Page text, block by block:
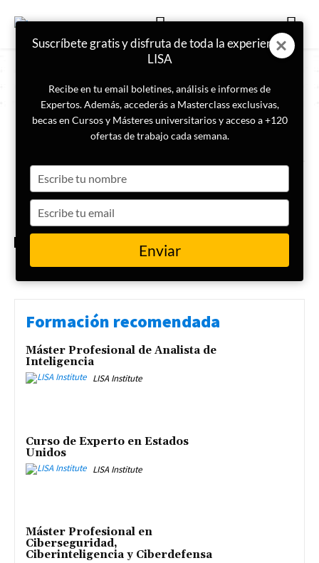
ETIQUETA
puertos
De petromonarquía a
talasocracia: el plan de
Emiratos Árabes Unidos para
convertirse en un imperio
comercial
Formación recomendada
Máster Profesional de Analista de
Inteligencia
LISA Institute
Curso de Experto en Estados
Unidos
LISA Institute
Máster Profesional en
Ciberseguridad,
Ciberinteligencia y Ciberdefensa
Suscríbete gratis y disfruta de toda la experiencia
LISA
Recibe en tu email boletines, análisis e informes de
Expertos. Además, accederás a Masterclass exclusivas,
becas en Cursos y Másteres universitarios y acceso a +120
ofertas de trabajo cada semana.
your
name
your
email
Enviar